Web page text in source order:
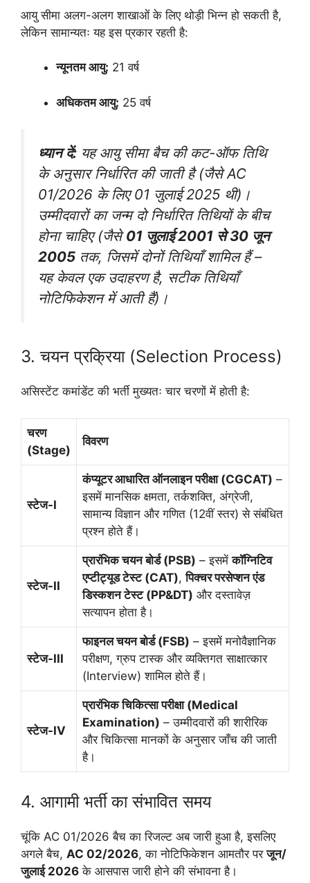
आयु सीमा अलग-अलग शाखाओं के लिए थोड़ी भिन्न हो सकती है,
लेकिन सामान्यतः यह इस प्रकार रहती है:
न्यूनतम आयु: 21 वर्ष
अधिकतम आयु: 25 वर्ष
ध्यान दें: यह आयु सीमा बैच की कट-ऑफ तिथि
के अनुसार निर्धारित की जाती है (जैसे AC
01/2026 के लिए 01 जुलाई 2025 थी)।
उम्मीदवारों का जन्म दो निर्धारित तिथियों के बीच
होना चाहिए (जैसे01 जुलाई 2001 से 30 जून
2005 तक, जिसमें दोनों तिथियाँ शामिल हैं –
यह केवल एक उदाहरण है, सटीक तिथियाँ
नोटिफिकेशन में आती हैं)।
3. चयन प्रक्रिया (Selection Process)
असिस्टेंट कमांडेंट की भर्ती मुख्यतः चार चरणों में होती है:
चरण
(Stage)
विवरण
स्टेज-I
कंप्यूटर आधारित ऑनलाइन परीक्षा (CGCAT) –
इसमें मानसिक क्षमता, तर्कशक्ति, अंग्रेजी,
सामान्य विज्ञान और गणित (12वीं स्तर) से संबंधित
प्रश्न होते हैं।
स्टेज-II
प्रारंभिक चयन बोर्ड (PSB) – इसमेंकॉग्निटिव
एप्टीट्यूड टेस्ट (CAT),पिक्चर परसेप्शन एंड
डिस्कशन टेस्ट (PP&DT) और दस्तावेज़
सत्यापन होता है।
स्टेज-III
फाइनल चयन बोर्ड (FSB) – इसमें मनोवैज्ञानिक
परीक्षण, ग्रुप टास्क और व्यक्तिगत साक्षात्कार
(Interview) शामिल होते हैं।
स्टेज-IV
प्रारंभिक चिकित्सा परीक्षा (Medical
Examination) – उम्मीदवारों की शारीरिक
और चिकित्सा मानकों के अनुसार जाँच की जाती
है।
4. आगामी भर्ती का संभावित समय
चूंकि AC 01/2026 बैच का रिजल्ट अब जारी हुआ है, इसलिए
अगले बैच, AC 02/2026, का नोटिफिकेशन आमतौर परजून/
जुलाई 2026 के आसपास जारी होने की संभावना है।